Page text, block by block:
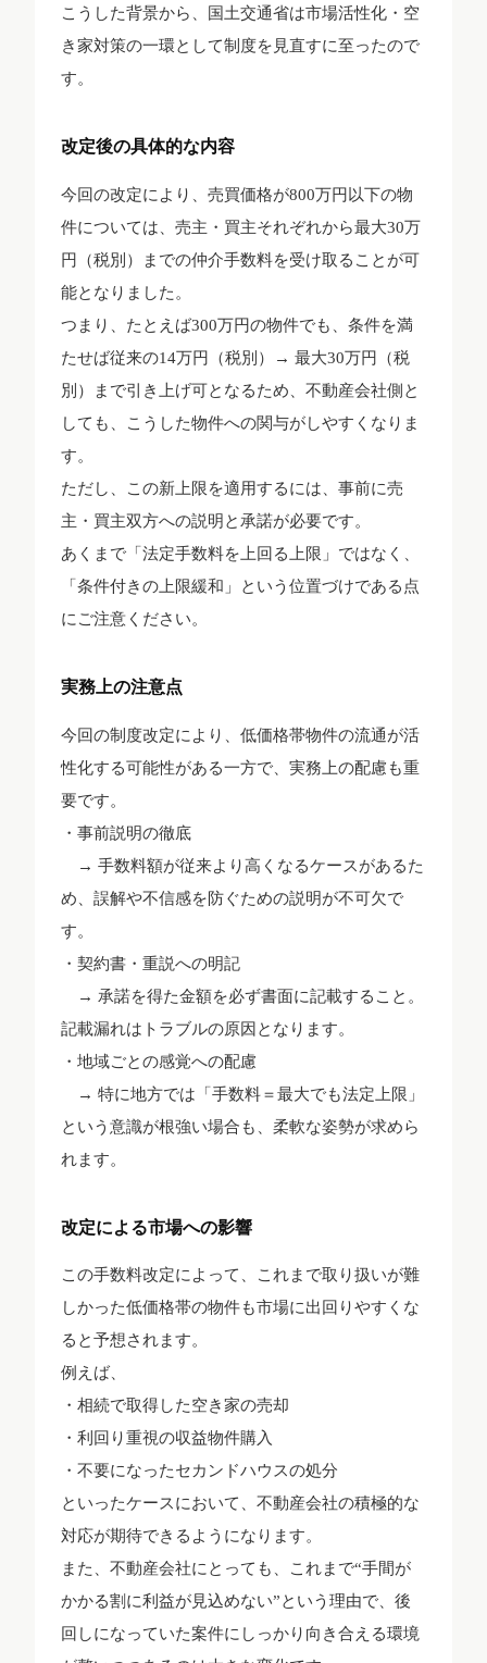
こうした背景から、国土交通省は市場活性化・空
き家対策の一環として制度を見直すに至ったので
す。
改定後の具体的な内容
今回の改定により、売買価格が800万円以下の物
件については、売主・買主それぞれから最大30万
円（税別）までの仲介手数料を受け取ることが可
能となりました。
つまり、たとえば300万円の物件でも、条件を満
たせば従来の14万円（税別）→ 最大30万円（税
別）まで引き上げ可となるため、不動産会社側と
しても、こうした物件への関与がしやすくなりま
す。
ただし、この新上限を適用するには、事前に売
主・買主双方への説明と承諾が必要です。
あくまで「法定手数料を上回る上限」ではなく、
「条件付きの上限緩和」という位置づけである点
にご注意ください。
実務上の注意点
今回の制度改定により、低価格帯物件の流通が活
性化する可能性がある一方で、実務上の配慮も重
要です。
・事前説明の徹底
→ 手数料額が従来より高くなるケースがあるた
め、誤解や不信感を防ぐための説明が不可欠で
す。
・契約書・重説への明記
→ 承諾を得た金額を必ず書面に記載すること。
記載漏れはトラブルの原因となります。
・地域ごとの感覚への配慮
→ 特に地方では「手数料＝最大でも法定上限」
という意識が根強い場合も、柔軟な姿勢が求めら
れます。
改定による市場への影響
この手数料改定によって、これまで取り扱いが難
しかった低価格帯の物件も市場に出回りやすくな
ると予想されます。
例えば、
・相続で取得した空き家の売却
・利回り重視の収益物件購入
・不要になったセカンドハウスの処分
といったケースにおいて、不動産会社の積極的な
対応が期待できるようになります。
また、不動産会社にとっても、これまで“手間が
かかる割に利益が見込めない”という理由で、後
回しになっていた案件にしっかり向き合える環境